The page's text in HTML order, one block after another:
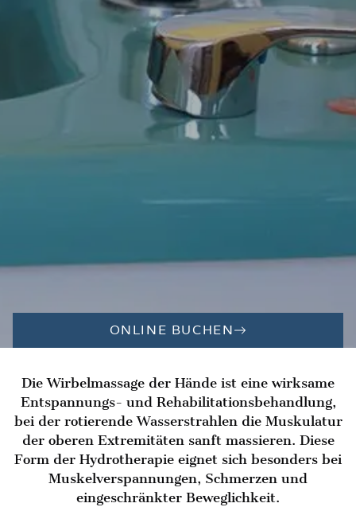
ONLINE BUCHEN
Die Wirbelmassage der Hände ist eine wirksame
Entspannungs- und Rehabilitationsbehandlung,
bei der rotierende Wasserstrahlen die Muskulatur
der oberen Extremitäten sanft massieren. Diese
Form der Hydrotherapie eignet sich besonders bei
Muskelverspannungen, Schmerzen und
eingeschränkter Beweglichkeit.